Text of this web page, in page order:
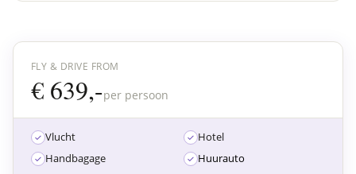
FLY & DRIVE FROM
€ 639,-per persoon
Vlucht
Handbagage
Hotel
Huurauto